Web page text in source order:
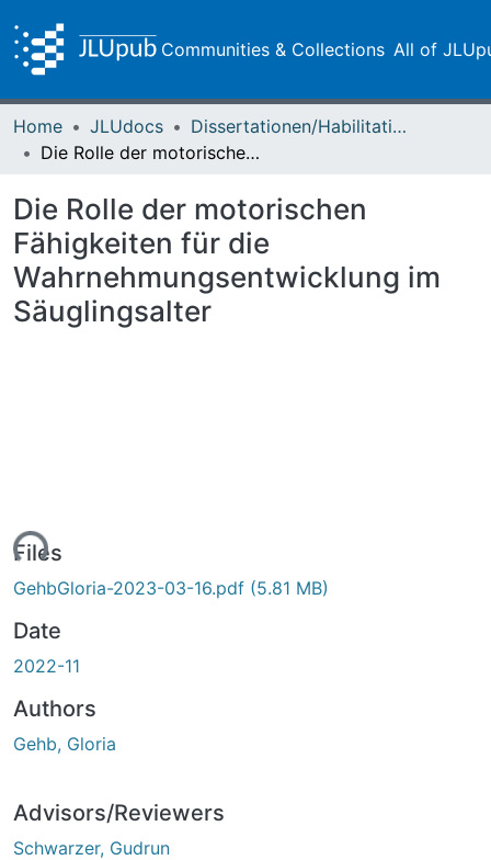
Communities & Collections All of
Home JLUdocs
Dissertationen/Habilitationen
Die Rolle der motorischen Fähigkeiten für die Wahrnehmungsentwicklung im Säuglingsalter
Die Rolle der motorischen
Fähigkeiten für die
Wahrnehmungsentwicklung im
Säuglingsalter
Files
GehbGloria-2023-03-16.pdf (5.81 MB)
Date
2022-11
Authors
Gehb, Gloria
Advisors/Reviewers
Schwarzer, Gudrun